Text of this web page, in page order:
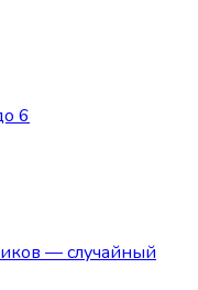
6
— случайный